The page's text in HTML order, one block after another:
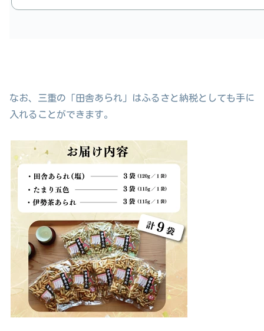
なお、三重の「田舎あられ」はふるさと納税としても手に
入れることができます。